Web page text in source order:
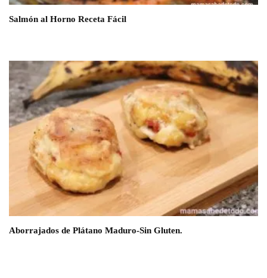
Salmón al Horno Receta Fácil
Aborrajados de Plátano Maduro-Sin Gluten.